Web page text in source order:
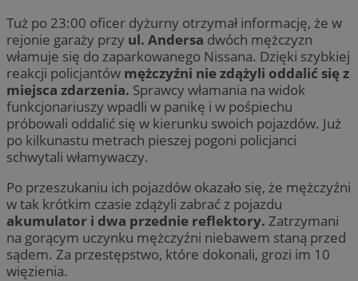
Tuż po 23:00 oficer dyżurny otrzymał informację, że w
rejonie garaży przy ul. Andersa dwóch mężczyzn
włamuje się do zaparkowanego Nissana. Dzięki szybkiej
reakcji policjantów mężczyźni nie zdążyli oddalić się z
miejsca zdarzenia. Sprawcy włamania na widok
funkcjonariuszy wpadli w panikę i w pośpiechu
próbowali oddalić się w kierunku swoich pojazdów. Już
po kilkunastu metrach pieszej pogoni policjanci
schwytali włamywaczy.
Po przeszukaniu ich pojazdów okazało się, że mężczyźni
w tak krótkim czasie zdążyli zabrać z pojazdu
akumulator i dwa przednie reflektory. Zatrzymani
na gorącym uczynku mężczyźni niebawem staną przed
sądem. Za przestępstwo, które dokonali, grozi im 10
więzienia.